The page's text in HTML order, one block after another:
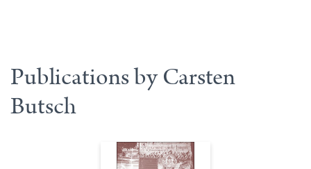
Publications by Carsten
Butsch